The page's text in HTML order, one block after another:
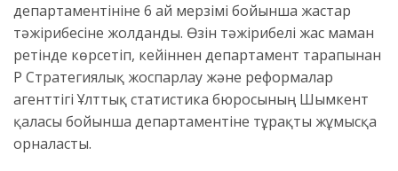
департаментініне 6 ай мерзімі бойынша жастар
тәжірибесіне жолданды. Өзін тәжірибелі жас маман
ретінде көрсетіп, кейіннен департамент тарапынан
ҚР Стратегиялық жоспарлау және реформалар
агенттігі Ұлттық статистика бюросының Шымкент
қаласы бойынша департаментіне тұрақты жұмысқа
орналасты.